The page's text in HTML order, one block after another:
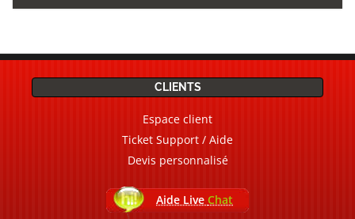
CLIENTS
Espace client
Ticket Support / Aide
Devis personnalisé
Aide Live Chat